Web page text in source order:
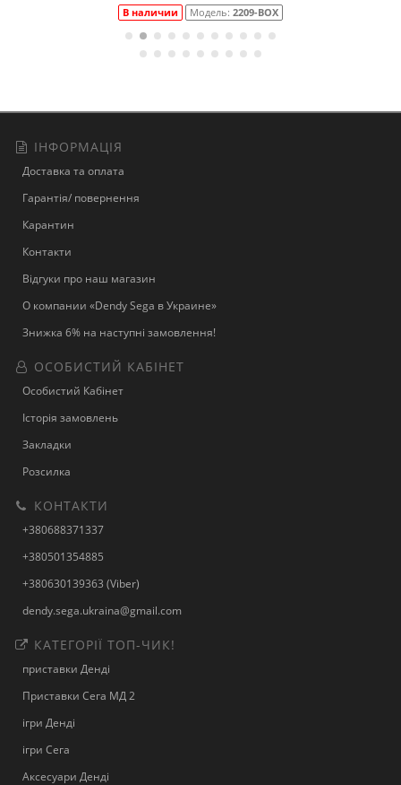
В наличии Модель: 2209-BOX
ІНФОРМАЦІЯ
Доставка та оплата
Гарантія/ повернення
Карантин
Контакти
Відгуки про наш магазин
О компании «Dendy Sega в Украине»
Знижка 6% на наступні замовлення!
ОСОБИСТИЙ КАБІНЕТ
Особистий Кабінет
Історія замовлень
Закладки
Розсилка
КОНТАКТИ
+380688371337
+380501354885
+380630139363 (Viber)
dendy.sega.ukraina@gmail.com
КАТЕГОРІЇ ТОП-ЧИК!
приставки Денді
Приставки Сега МД 2
ігри Денді
ігри Сега
Аксесуари Денді